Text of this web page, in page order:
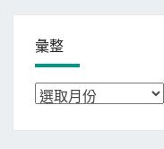
彙整
彙